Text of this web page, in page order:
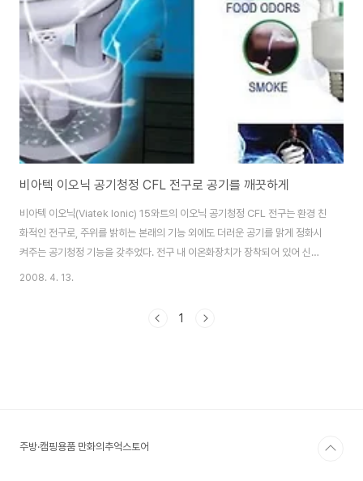
비아텍 이오닉 공기청정 CFL 전구로 공기를 깨끗하게
비아텍 이오닉(Viatek Ionic) 15와트의 이오닉 공기청정 CFL 전구는 환경 친
화적인 전구로, 주위를 밝히는 본래의 기능 외에도 더러운 공기를 맑게 정화시
켜주는 공기청정 기능을 갖추었다. 전구 내 이온화장치가 장착되어 있어 신선
한 공기가 유지되도록 돕는다. 15와트의 전력만으로 작동하며 기존의 표준전
2008. 4. 13.
1
주방·캠핑용품 만화의추억스토어